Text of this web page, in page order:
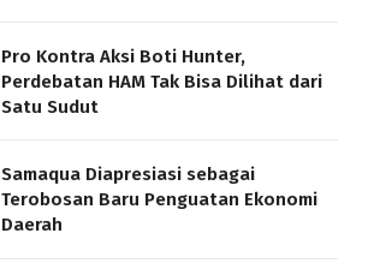
Pro Kontra Aksi Boti Hunter,
Perdebatan HAM Tak Bisa Dilihat dari
Satu Sudut
Samaqua Diapresiasi sebagai
Terobosan Baru Penguatan Ekonomi
Daerah